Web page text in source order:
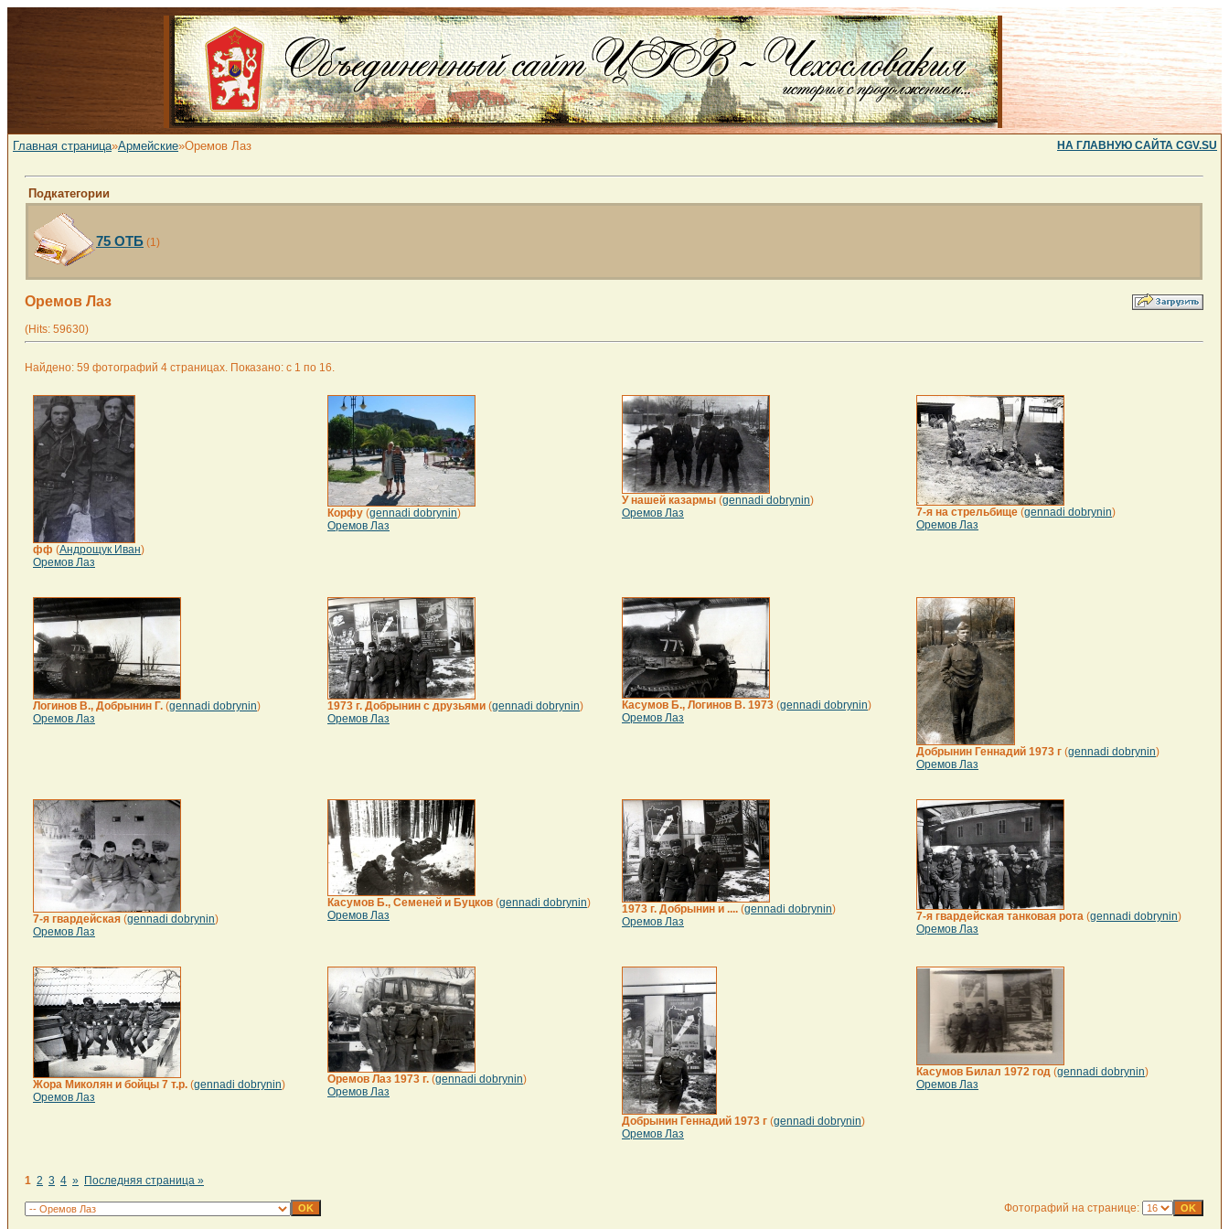
Главная страница»Армейские»Оремов Лаз НА ГЛАВНУЮ САЙТА CGV.SU
Подкатегории
75 ОТБ (1)
Оремов Лаз
(Hits: 59630)
Найдено: 59 фотографий 4 страницах. Показано: с 1 по 16.
фф (Андрощук Иван)
Оремов Лаз
Корфу (gennadi dobrynin)
Оремов Лаз
У нашей казармы (gennadi dobrynin)
Оремов Лаз
7-я на стрельбище (gennadi dobrynin)
Оремов Лаз
Логинов В., Добрынин Г. (gennadi dobrynin)
Оремов Лаз
1973 г. Добрынин с друзьями (gennadi dobrynin)
Оремов Лаз
Касумов Б., Логинов В. 1973 (gennadi dobrynin)
Оремов Лаз
Добрынин Геннадий 1973 г (gennadi dobrynin)
Оремов Лаз
7-я гвардейская (gennadi dobrynin)
Оремов Лаз
Касумов Б., Семеней и Буцков (gennadi dobrynin)
Оремов Лаз
1973 г. Добрынин и .... (gennadi dobrynin)
Оремов Лаз
7-я гвардейская танковая рота (gennadi dobrynin)
Оремов Лаз
Жора Миколян и бойцы 7 т.р. (gennadi dobrynin)
Оремов Лаз
Оремов Лаз 1973 г. (gennadi dobrynin)
Оремов Лаз
Добрынин Геннадий 1973 г (gennadi dobrynin)
Оремов Лаз
Касумов Билал 1972 год (gennadi dobrynin)
Оремов Лаз
1 2 3 4 » Последняя страница »
Фотографий на странице: